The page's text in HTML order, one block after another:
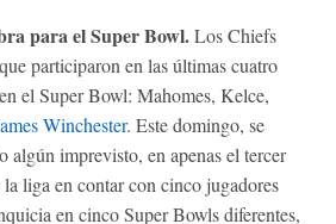
para el Super Bowl.Los Chiefs
participaron en las últimas cuatro
el Super Bowl: Mahomes, Kelce,
Winchester. Este domingo, se
algún imprevisto, en apenas el tercer
liga en contar con cinco jugadores
en cinco Super Bowls diferentes,